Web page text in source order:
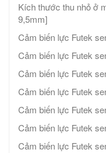
Kích thước thu nhỏ ở
9,5mm]
Cảm biến lực Futek
Cảm biến lực Futek
Cảm biến lực Futek
Cảm biến lực Futek
Cảm biến lực Futek
Cảm biến lực Futek
Cảm biến lực Futek